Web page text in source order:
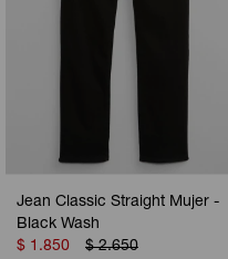
Jean Classic Straight Mujer -
Black Wash
$ 1.850 $ 2.650